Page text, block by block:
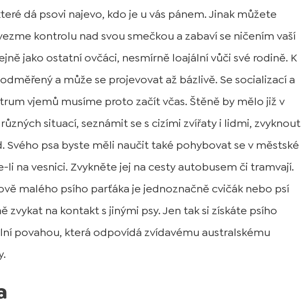
dá psovi najevo, kdo je u vás pánem. Jinak můžete
kontrolu nad svou smečkou a zabaví se ničením vaší
jako ostatní ovčáci, nesmírně loajální vůči své rodině. K
a může se projevovat až bázlivě. Se socializací a
vjemů musíme proto začít včas. Štěně by mělo již v
situací, seznámit se s cizími zvířaty i lidmi, zvyknout
Svého psa byste měli naučit také pohybovat se v městské
na vesnici. Zvykněte jej na cesty autobusem či tramvají.
malého psího parťáka je jednoznačně cvičák nebo psí
zvykat na kontakt s jinými psy. Jen tak si získáte psího
povahou, která odpovídá zvídavému australskému